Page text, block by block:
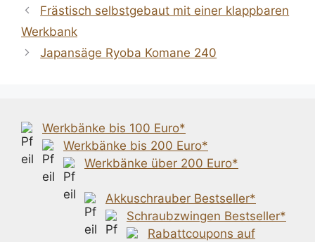
Beitrags-
Navigation
Frästisch selbstgebaut mit einer klappbaren
Werkbank
Japansäge Ryoba Komane 240
Werkbänke bis 100 Euro*
Werkbänke bis 200 Euro*
Werkbänke über 200 Euro*
Akkuschrauber Bestseller*
Schraubzwingen Bestseller*
Rabattcoupons auf